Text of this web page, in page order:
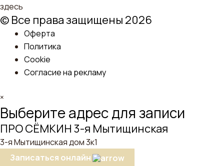
здесь
© Все права защищены 2026
Оферта
Политика
Cookie
Согласие на рекламу
×
Выберите адрес для записи
ПРО СЁМКИН 3-я Мытищинская
3-я Мытищинская дом 3к1
Записаться онлайн